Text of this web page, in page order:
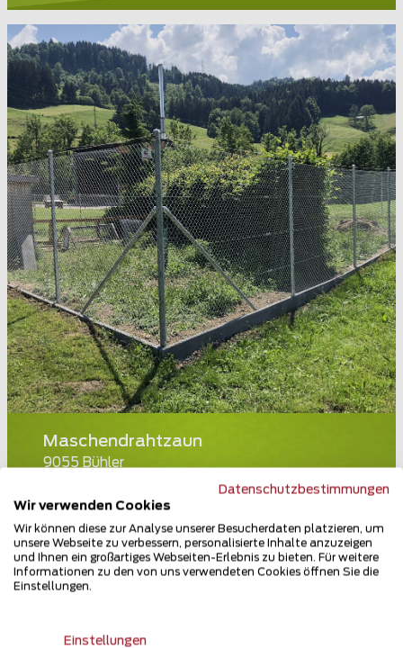
Maschendrahtzaun
9055 Bühler
Teilen
Datenschutzbestimmungen
Wir verwenden Cookies
Wir können diese zur Analyse unserer Besucherdaten platzieren, um
unsere Webseite zu verbessern, personalisierte Inhalte anzuzeigen
und Ihnen ein großartiges Webseiten-Erlebnis zu bieten. Für weitere
Informationen zu den von uns verwendeten Cookies öffnen Sie die
Einstellungen.
Einstellungen